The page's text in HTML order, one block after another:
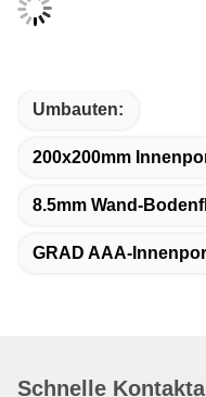
Umbauten:
200x200mm
8.5mm Wand-
GRAD AAA-
Schnelle